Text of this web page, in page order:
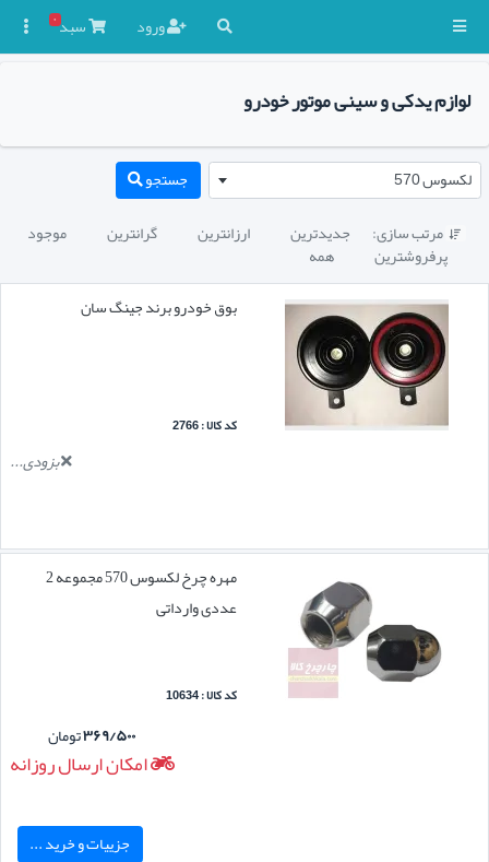
ورود سبد۰
لوازم یدکی و سینی موتور خودرو
لکسوس 570 جستجو
 مرتب سازی: جدیدترین ارزانترین گرانترین موجود
پرفروشترین
همه
بوق خودرو برند جینگ سان
کد کالا : 2766
بزودی...
مهره چرخ لکسوس 570 مجموعه 2
عددی وارداتی
کد کالا : 10634
۳۶۹/۵۰۰تومان
امکان ارسال روزانه
جزییات و خرید ...